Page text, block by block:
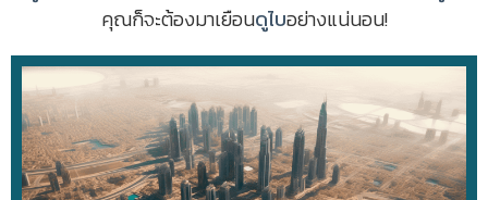
คุณก็จะต้องมาเยือนดูไบอย่างแน่นอน!